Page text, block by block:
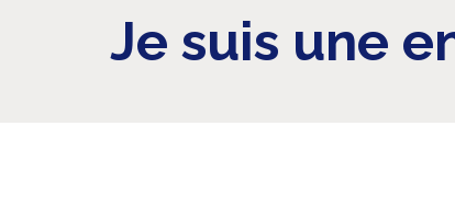
Je suis une